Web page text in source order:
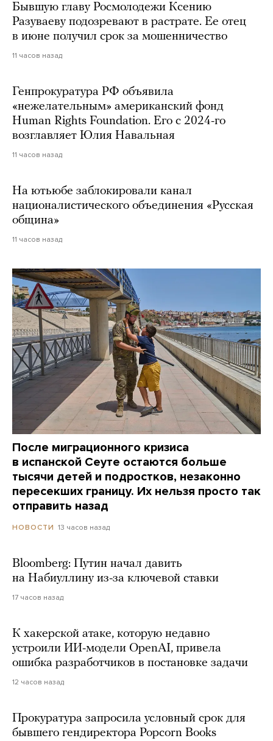
Бывшую главу Росмолодежи Ксению
Разуваеву подозревают в растрате. Ее отец
в июне получил срок за мошенничество
11 часов назад
Генпрокуратура РФ объявила
«нежелательным» американский фонд
Human Rights Foundation. Его с 2024-го
возглавляет Юлия Навальная
11 часов назад
На ютьюбе заблокировали канал
националистического объединения «Русская
община»
11 часов назад
После миграционного кризиса
в испанской Сеуте остаются больше
тысячи детей и подростков, незаконно
пересекших границу. Их нельзя просто так
отправить назад
НОВОСТИ 13 часов назад
Bloomberg: Путин начал давить
на Набиуллину из-за ключевой ставки
17 часов назад
К хакерской атаке, которую недавно
устроили ИИ-модели OpenAI, привела
ошибка разработчиков в постановке задачи
12 часов назад
Прокуратура запросила условный срок для
бывшего гендиректора Popcorn Books